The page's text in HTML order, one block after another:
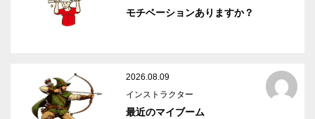
モチベーションありますか？
2026.08.09
インストラクター
最近のマイブーム